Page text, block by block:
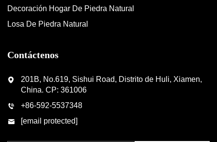
Decoración Hogar De Piedra Natural
Losa De Piedra Natural
Contáctenos
201B, No.619, Sishui Road, Distrito de Huli, Xiamen,
China. CP: 361006
+86-592-5537348
[email protected]